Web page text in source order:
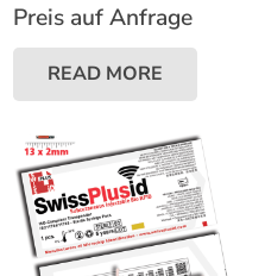
Preis auf Anfrage
READ MORE